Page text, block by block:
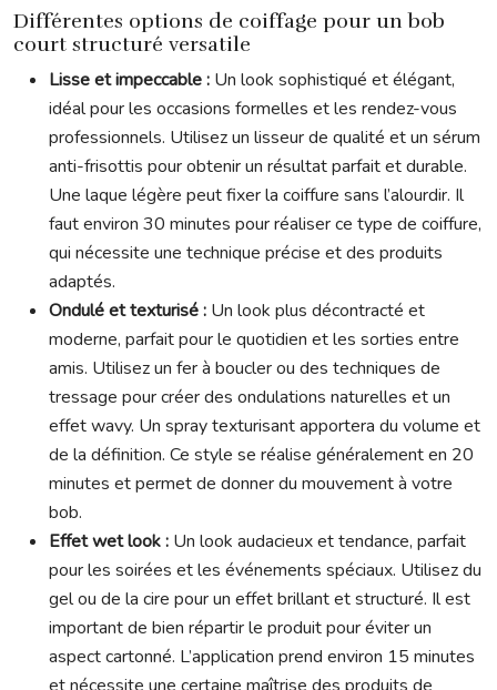
Différentes options de coiffage pour un bob
court structuré versatile
Lisse et impeccable : Un look sophistiqué et élégant,
idéal pour les occasions formelles et les rendez-vous
professionnels. Utilisez un lisseur de qualité et un sérum
anti-frisottis pour obtenir un résultat parfait et durable.
Une laque légère peut fixer la coiffure sans l’alourdir. Il
faut environ 30 minutes pour réaliser ce type de coiffure,
qui nécessite une technique précise et des produits
adaptés.
Ondulé et texturisé : Un look plus décontracté et
moderne, parfait pour le quotidien et les sorties entre
amis. Utilisez un fer à boucler ou des techniques de
tressage pour créer des ondulations naturelles et un
effet wavy. Un spray texturisant apportera du volume et
de la définition. Ce style se réalise généralement en 20
minutes et permet de donner du mouvement à votre
bob.
Effet wet look : Un look audacieux et tendance, parfait
pour les soirées et les événements spéciaux. Utilisez du
gel ou de la cire pour un effet brillant et structuré. Il est
important de bien répartir le produit pour éviter un
aspect cartonné. L’application prend environ 15 minutes